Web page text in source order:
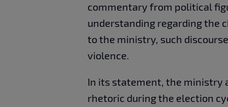
commentary from political
understanding regarding the
to the ministry, such
violence.
In its statement, the ministry
rhetoric during the election